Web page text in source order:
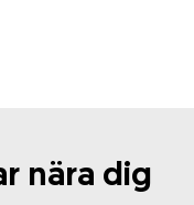
nära dig